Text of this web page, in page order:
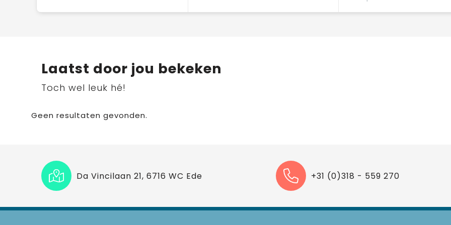
Laatst door jou bekeken
Toch wel leuk hé!
Geen resultaten gevonden.
Da Vincilaan 21, 6716 WC Ede +31 (0)318 - 559 270